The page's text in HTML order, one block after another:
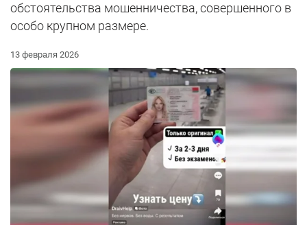
обстоятельства мошенничества, совершенного в
особо крупном размере.
13 февраля 2026